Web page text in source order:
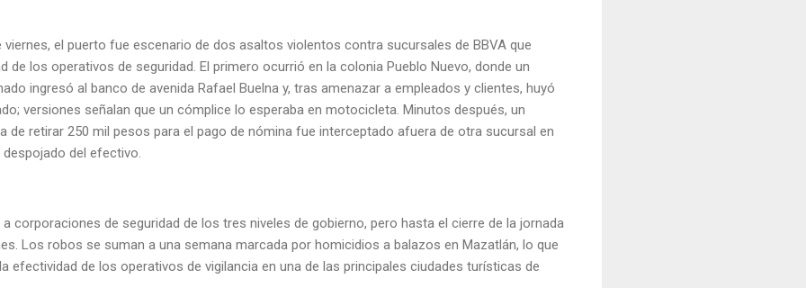
el puerto fue escenario de dos asaltos violentos contra sucursales de BBVA que
de los operativos de seguridad. El primero ocurrió en la colonia Pueblo Nuevo, donde un
ingresó al banco de avenida Rafael Buelna y, tras amenazar a empleados y clientes, huyó
versiones señalan que un cómplice lo esperaba en motocicleta. Minutos después, un
de retirar 250 mil pesos para el pago de nómina fue interceptado afuera de otra sucursal en
del efectivo.
corporaciones de seguridad de los tres niveles de gobierno, pero hasta el cierre de la jornada
Los robos se suman a una semana marcada por homicidios a balazos en Mazatlán, lo que
efectividad de los operativos de vigilancia en una de las principales ciudades turísticas de